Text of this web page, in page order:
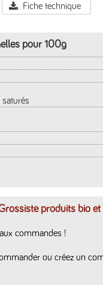
Fiche technique
pour 100g
produits bio
commandes !
ou créez un